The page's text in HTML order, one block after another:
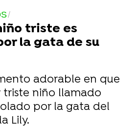
triste es
la gata de su
adorable en que
triste niño llamado
por la gata del
Lily.